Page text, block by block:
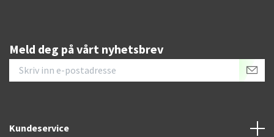
Meld deg på vårt nyhetsbrev
Kundeservice